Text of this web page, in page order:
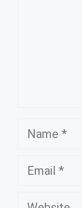
Name
Email
Website